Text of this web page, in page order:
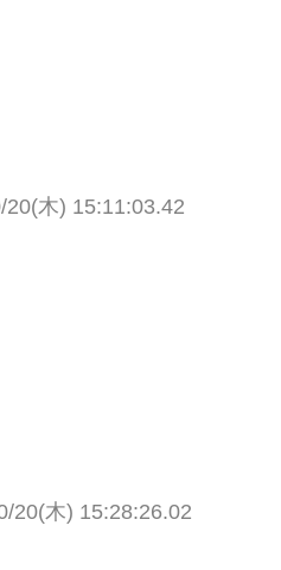
20(木) 15:11:03.42
20(木) 15:28:26.02